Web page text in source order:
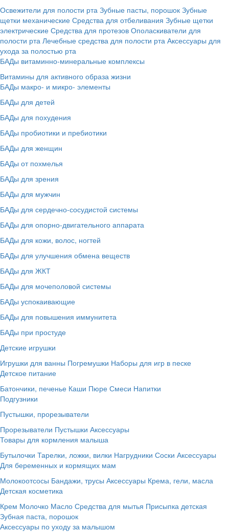
Освежители для полости рта Зубные пасты, порошок Зубные
щетки механические Средства для отбеливания Зубные щетки
электрические Средства для протезов Ополаскиватели для
полости рта Лечебные средства для полости рта Аксессуары для
ухода за полостью рта
БАДы витаминно-минеральные комплексы
Витамины для активного образа жизни
БАДы макро- и микро- элементы
БАДы для детей
БАДы для похудения
БАДы пробиотики и пребиотики
БАДы для женщин
БАДы от похмелья
БАДы для зрения
БАДы для мужчин
БАДы для сердечно-сосудистой системы
БАДы для опорно-двигательного аппарата
БАДы для кожи, волос, ногтей
БАДы для улучшения обмена веществ
БАДы для ЖКТ
БАДы для мочеполовой системы
БАДы успокаивающие
БАДы для повышения иммунитета
БАДы при простуде
Детские игрушки
Игрушки для ванны Погремушки Наборы для игр в песке
Детское питание
Батончики, печенье Каши Пюре Смеси Напитки
Подгузники
Пустышки, прорезыватели
Прорезыватели Пустышки Аксессуары
Товары для кормления малыша
Бутылочки Тарелки, ложки, вилки Нагрудники Соски Аксессуары
Для беременных и кормящих мам
Молокоотсосы Бандажи, трусы Аксессуары Крема, гели, масла
Детская косметика
Крем Молочко Масло Средства для мытья Присыпка детская
Зубная паста, порошок
Аксессуары по уходу за малышом